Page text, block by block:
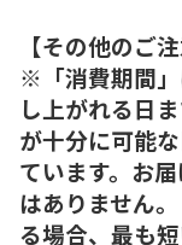
【その他のご注
※「消費期間
し上がれる日
が十分に可能
ています。お
はありません
る場合、最も